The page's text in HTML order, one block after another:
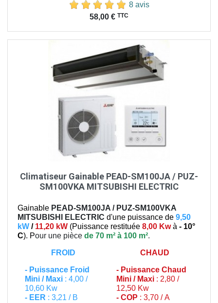
8 avis
58,00 € TTC
Climatiseur Gainable PEAD-SM100JA / PUZ-
SM100VKA MITSUBISHI ELECTRIC
Gainable PEAD-SM100JA / PUZ-SM100VKA
MITSUBISHI ELECTRIC d'une puissance de 9,50
kW / 11,20 kW (Puissance restituée 8,00 Kwà - 10°
C). Pour une pièce de 70 m² à 100 m².
FROID
- Puissance Froid
Mini / Maxi : 4,00 /
10,60 Kw
- EER : 3,21 / B
CHAUD
- Puissance Chaud
Mini / Maxi : 2,80 /
12,50 Kw
- COP : 3,70 / A